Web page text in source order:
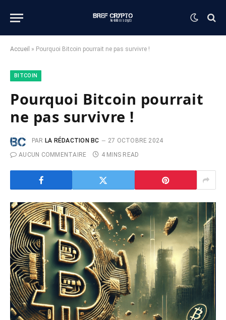
Accueil » Pourquoi Bitcoin pourrait ne pas survivre !
BITCOIN
Pourquoi Bitcoin pourrait
ne pas survivre !
PAR LA RÉDACTION BC
27 OCTOBRE 2024
AUCUN COMMENTAIRE
4 MINS READ